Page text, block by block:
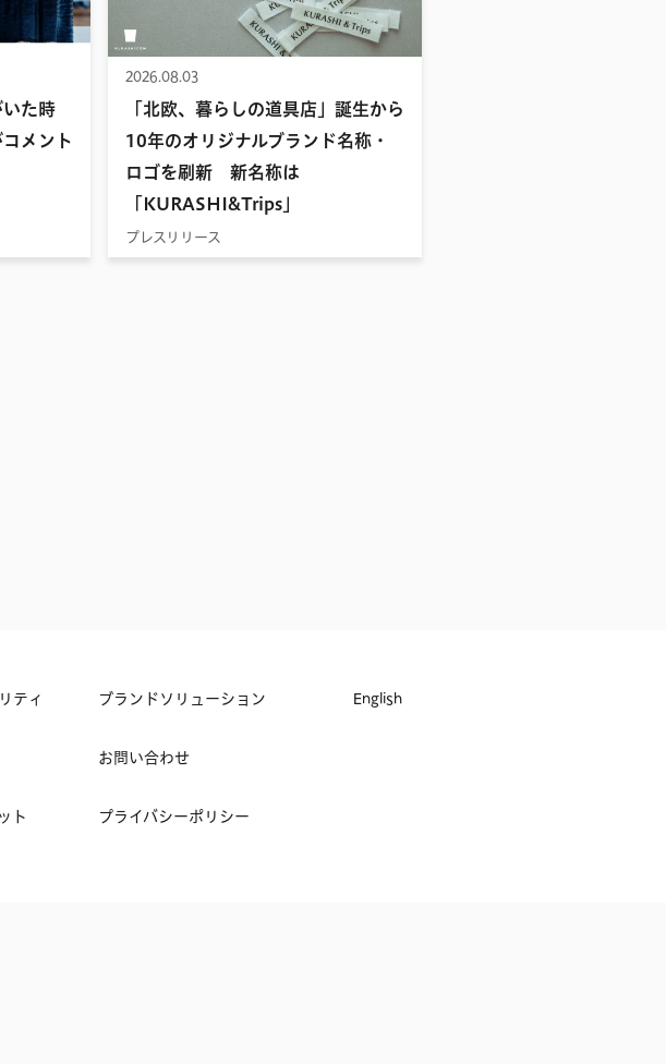
いた時
メント
2026.08.03
「北欧、暮らしの道具店」誕生から
10年のオリジナルブランド名称・
ロゴを刷新 新名称は
「KURASHI&Trips」
プレスリリース
ティ
ト
ブランドソリューション
お問い合わせ
プライバシーポリシー
English